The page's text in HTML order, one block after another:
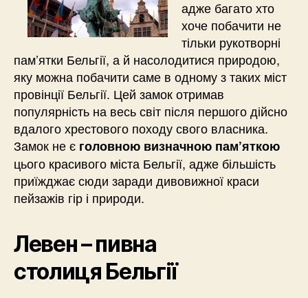
адже багато хто
хоче побачити не
тільки рукотворні
пам’ятки Бельгії, а й насолодитися природою,
яку можна побачити саме в одному з таких міст
провінції Бельгії. Цей замок отримав
популярність на весь світ після першого дійсно
вдалого хрестового походу свого власника.
Замок не є головною визначною пам’яткою
цього красивого міста Бельгії, адже більшість
приїжджає сюди заради дивовижної краси
пейзажів гір і природи.
Левен – пивна
столиця Бельгії